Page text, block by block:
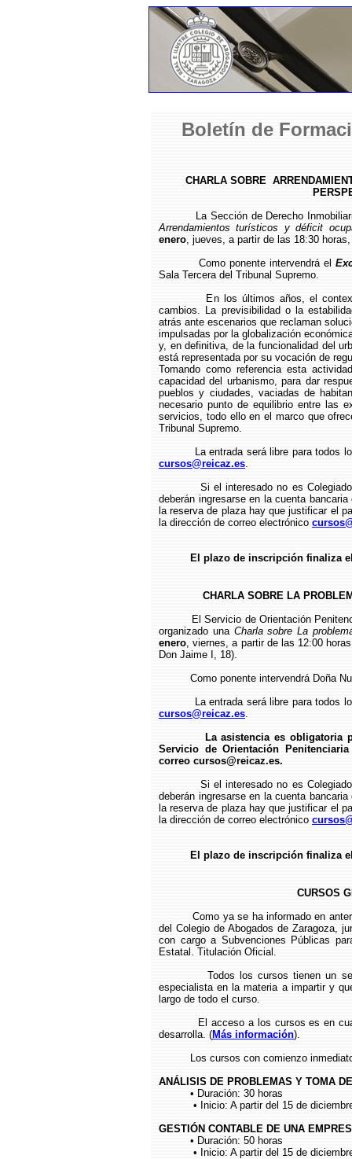
Boletín de
CHARLA SOBRE
La Sección de Derecho
Arrendamientos turísticos y déficit
enero, jueves, a partir de las 18:30
Como ponente intervendrá el
Sala Tercera del Tribunal Supremo.
En los últimos años, el contexto
cambios. La previsibilidad o la
atrás ante escenarios que reclaman
impulsadas por la globalización
y, en definitiva, de la funcionalidad del
está representada por su vocación de
Tomando como referencia esta
capacidad del urbanismo, para dar
pueblos y ciudades, vaciadas de
necesario punto de equilibrio entre las
servicios, todo ello en el marco que
Tribunal Supremo.
La entrada será libre para todos
cursos@reicaz.es.
Si el interesado no es Colegiado
deberán ingresarse en la cuenta
la reserva de plaza hay que justificar el
la dirección de correo electrónico
El plazo de inscripción finaliza
CHARLA SOBRE LA
El Servicio de Orientación
organizado una Charla sobre La
enero, viernes, a partir de las 12:00
Don Jaime I, 18).
Como ponente intervendrá Doña
La entrada será libre para todos
cursos@reicaz.es.
La asistencia es obligatoria
Servicio de Orientación
correo cursos@reicaz.es.
Si el interesado no es Colegiado
deberán ingresarse en la cuenta
la reserva de plaza hay que justificar el
la dirección de correo electrónico
El plazo de inscripción finaliza
CURSOS
Como ya se ha informado en
del Colegio de Abogados de Zaragoza,
con cargo a Subvenciones Públicas
Estatal. Titulación Oficial.
Todos los cursos tienen un
especialista en la materia a impartir y
largo de todo el curso.
El acceso a los cursos es en
desarrolla. (Más información).
Los cursos con comienzo inmediato
ANÁLISIS DE PROBLEMAS Y TOMA
• Duración: 30 horas
• Inicio: A partir del 15 de diciembre
GESTIÓN CONTABLE DE UNA
• Duración: 50 horas
• Inicio: A partir del 15 de diciembre